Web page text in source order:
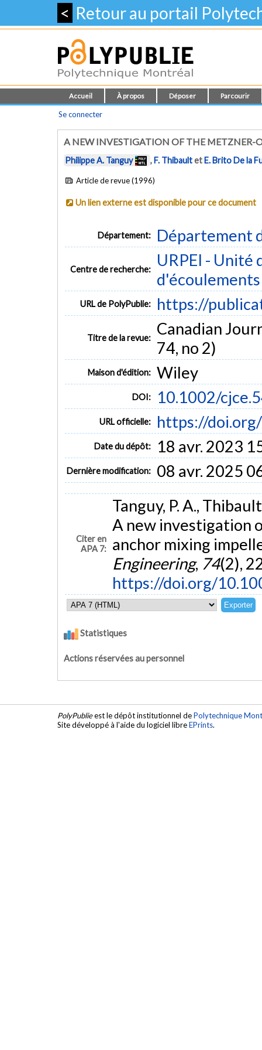
< Retour au portail
Accueil À propos Déposer Parcourir
Se connecter
A NEW INVESTIGATION OF THE METZNER-
Philippe A. Tanguy ,F. ThibaultetE. Brito De la
Article de revue (1996)
Un lien externe est disponible pour ce document
Département: Département
Centre de recherche:
URPEI - Unité
URL de PolyPublie: https://
Titre de la revue:
Canadian
74, no 2)
Maison d'édition: Wiley
DOI: 10.1002/
URL officielle: https://
Date du dépôt: 18 avr. 2023
Dernière modification: 08 avr. 2025
Citer en
APA 7:
Tanguy, P. A.,
A new investigation
anchor mixing
Engineering, 74(2),
https://doi.org/
Statistiques
Actions réservées au personnel
PolyPublieest le dépôt institutionnel dePolytechnique
Site développé à l'aide du logiciel libreEPrints.